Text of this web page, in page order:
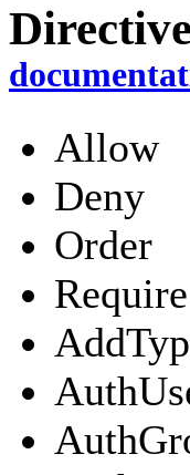
Allow
Deny
Order
Require